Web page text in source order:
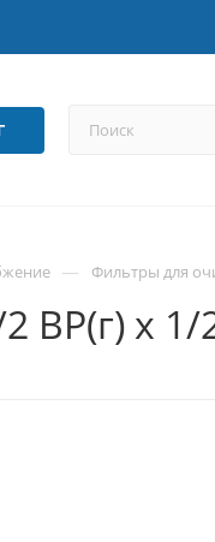
— Фильтры для
ВР(г) х